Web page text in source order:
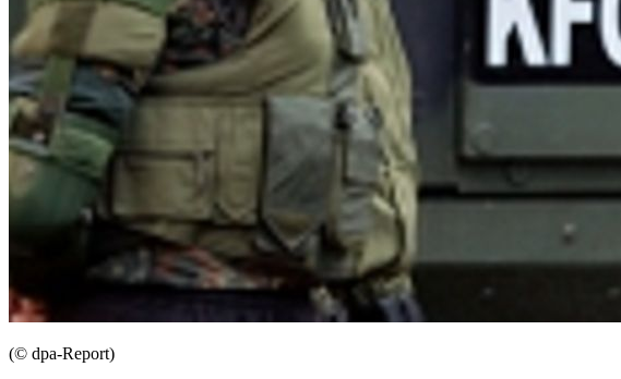
(© dpa-Report)